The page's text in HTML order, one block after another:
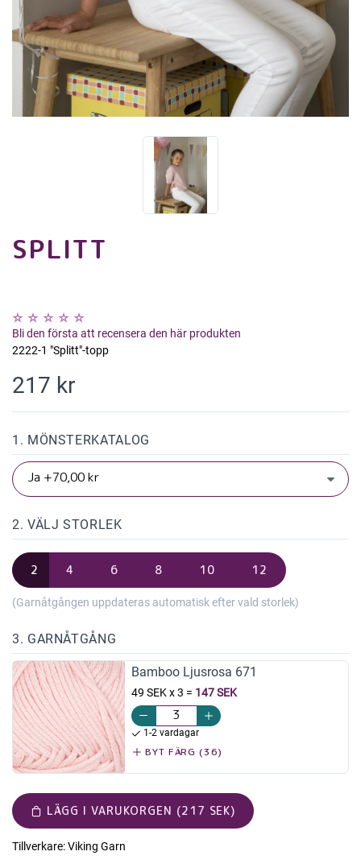
SPLITT
Bli den första att recensera den här produkten
2222-1 "Splitt"-topp
217 kr
1. MÖNSTERKATALOG
2. VÄLJ STORLEK
2 4 6 8 10 12
(Garnåtgången uppdateras automatisk efter vald storlek)
3. GARNÅTGÅNG
Bamboo Ljusrosa 671
49 SEK x 3 = 147 SEK
1-2 vardagar
BYT FÄRG (36)
LÄGG I VARUKORGEN (217 SEK)
Tillverkare:Viking Garn